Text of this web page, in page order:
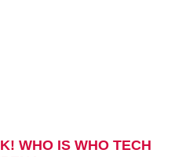
WHO IS WHO TECH